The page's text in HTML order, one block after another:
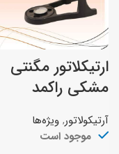
ارتیکلاتور مگنتی
مشکی راکمد
آرتیکولاتور, ویژه‌ها
موجود است